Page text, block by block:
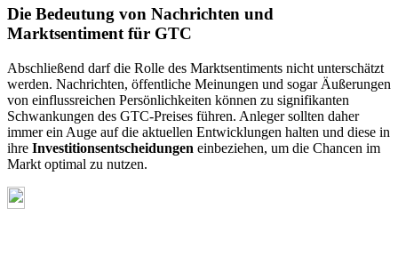
Die Bedeutung von Nachrichten und
Marktsentiment für GTC
Abschließend darf die Rolle des Marktsentiments nicht unterschätzt
werden. Nachrichten, öffentliche Meinungen und sogar Äußerungen
von einflussreichen Persönlichkeiten können zu signifikanten
Schwankungen des GTC-Preises führen. Anleger sollten daher
immer ein Auge auf die aktuellen Entwicklungen halten und diese in
ihre Investitionsentscheidungen einbeziehen, um die Chancen im
Markt optimal zu nutzen.